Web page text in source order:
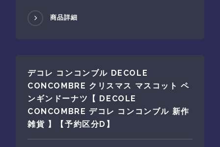
商品詳細
デコレ コンコンブル DECOLE
CONCOMBRE クリスマス マスコット ペ
ンギンドーナツ【 DECOLE
CONCOMBRE デコレ コンコンブル 新作
雑貨 】【予約区分D】